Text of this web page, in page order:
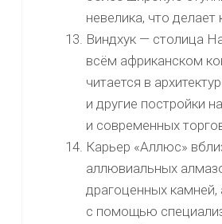
невелика, что
Виндхук — столица
всём африканском
читается в
и другие постройки
и современных
Карьер «Аллюс»
аллювиальных
драгоценных
с помощью